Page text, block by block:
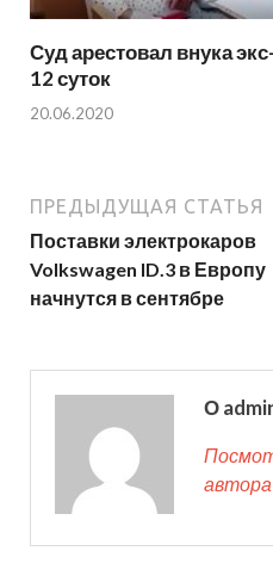
Суд арестовал внука
12 суток
20.06.2020
ПРЕДЫДУЩАЯ СТАТЬЯ
Поставки электрокаров
Volkswagen ID.3 в Европу
начнутся в сентябре
О